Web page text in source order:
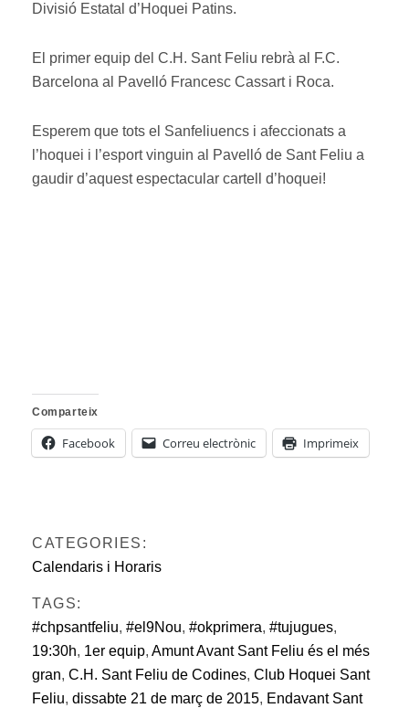
Divisió Estatal d’Hoquei Patins.
El primer equip del C.H. Sant Feliu rebrà al F.C.
Barcelona al Pavelló Francesc Cassart i Roca.
Esperem que tots el Sanfeliuencs i afeccionats a
l’hoquei i l’esport vinguin al Pavelló de Sant Feliu a
gaudir d’aquest espectacular cartell d’hoquei!
Comparteix
Facebook Correu electrònic Imprimeix
CATEGORIES:
Calendaris i Horaris
TAGS:
#chpsantfeliu, #el9Nou, #okprimera, #tujugues,
19:30h, 1er equip, Amunt Avant Sant Feliu és el més
gran, C.H. Sant Feliu de Codines, Club Hoquei Sant
Feliu, dissabte 21 de març de 2015, Endavant Sant